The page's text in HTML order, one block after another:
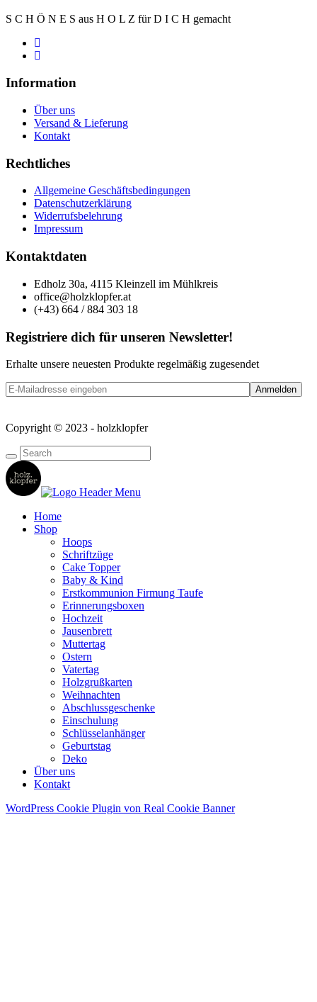
S C H Ö N E S aus H O L Z für D I C H gemacht
Information
Über uns
Versand & Lieferung
Kontakt
Rechtliches
Allgemeine Geschäftsbedingungen
Datenschutzerklärung
Widerrufsbelehrung
Impressum
Kontaktdaten
Edholz 30a, 4115 Kleinzell im Mühlkreis
office@holzklopfer.at
(+43) 664 / 884 303 18
Registriere dich für unseren Newsletter!
Erhalte unsere neuesten Produkte regelmäßig zugesendet
Copyright © 2023 - holzklopfer
Home
Shop
Hoops
Schriftzüge
Cake Topper
Baby & Kind
Erstkommunion Firmung Taufe
Erinnerungsboxen
Hochzeit
Jausenbrett
Muttertag
Ostern
Vatertag
Holzgrußkarten
Weihnachten
Abschlussgeschenke
Einschulung
Schlüsselanhänger
Geburtstag
Deko
Über uns
Kontakt
WordPress Cookie Plugin von Real Cookie Banner